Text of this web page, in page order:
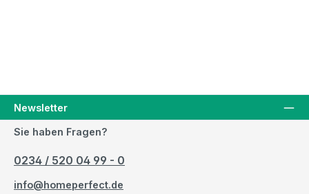
Newsletter
Sie haben Fragen?
0234 / 520 04 99 - 0
info@homeperfect.de